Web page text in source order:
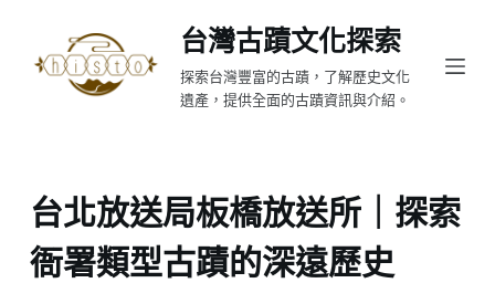
至
台灣古蹟文化探索
探索台灣豐富的古蹟，了解歷史文化
遺產，提供全面的古蹟資訊與介紹。
台北放送局板橋放送所｜探索
衙署類型古蹟的深遠歷史